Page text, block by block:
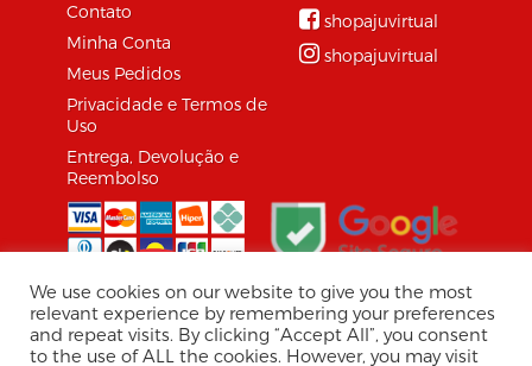
Contato
Minha Conta
Meus Pedidos
Privacidade e Termos de
Uso
Entrega, Devolução e
Reembolso
shopajuvirtual
shopajuvirtual
© 2026 Shopaju Marketplace.
We use cookies on our website to give you the most
relevant experience by remembering your preferences
and repeat visits. By clicking “Accept All”, you consent
to the use of ALL the cookies. However, you may visit